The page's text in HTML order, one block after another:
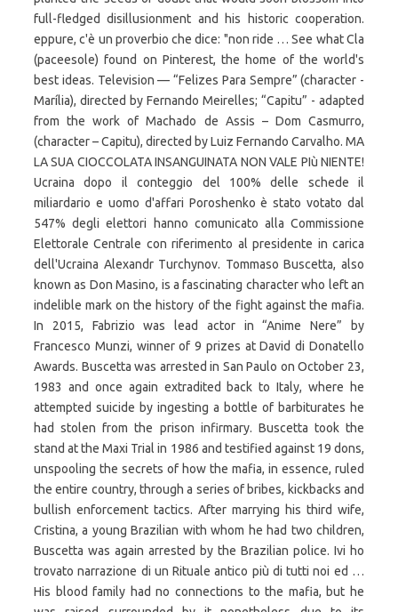
full-fledged disillusionment and his historic cooperation.
eppure, c'è un proverbio che dice: "non ride … See what Cla
(paceesole) found on Pinterest, the home of the world's
best ideas. Television — “Felizes Para Sempre” (character -
Marília), directed by Fernando Meirelles; “Capitu” - adapted
from the work of Machado de Assis – Dom Casmurro,
(character – Capitu), directed by Luiz Fernando Carvalho. MA
LA SUA CIOCCOLATA INSANGUINATA NON VALE PIù NIENTE!
Ucraina dopo il conteggio del 100% delle schede il
miliardario e uomo d'affari Poroshenko è stato votato dal
547% degli elettori hanno comunicato alla Commissione
Elettorale Centrale con riferimento al presidente in carica
dell'Ucraina Alexandr Turchynov. Tommaso Buscetta, also
known as Don Masino, is a fascinating character who left an
indelible mark on the history of the fight against the mafia.
In 2015, Fabrizio was lead actor in “Anime Nere” by
Francesco Munzi, winner of 9 prizes at David di Donatello
Awards. Buscetta was arrested in San Paulo on October 23,
1983 and once again extradited back to Italy, where he
attempted suicide by ingesting a bottle of barbiturates he
had stolen from the prison infirmary. Buscetta took the
stand at the Maxi Trial in 1986 and testified against 19 dons,
unspooling the secrets of how the mafia, in essence, ruled
the entire country, through a series of bribes, kickbacks and
bullish enforcement tactics. After marrying his third wife,
Cristina, a young Brazilian with whom he had two children,
Buscetta was again arrested by the Brazilian police. Ivi ho
trovato narrazione di un Rituale antico più di tutti noi ed …
His blood family had no connections to the mafia, but he